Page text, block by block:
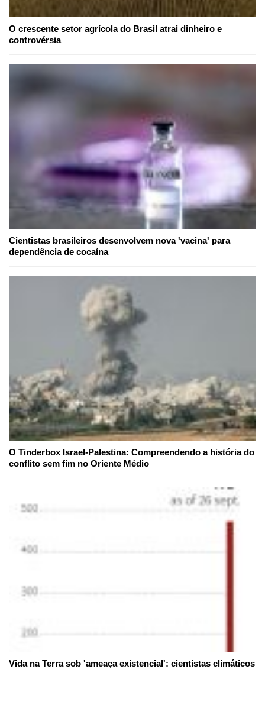
O crescente setor agrícola do Brasil atrai dinheiro e
controvérsia
Cientistas brasileiros desenvolvem nova 'vacina' para
dependência de cocaína
O Tinderbox Israel-Palestina: Compreendendo a história do
conflito sem fim no Oriente Médio
Vida na Terra sob 'ameaça existencial': cientistas climáticos